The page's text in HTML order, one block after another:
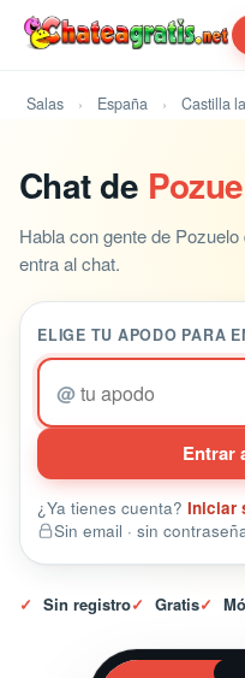
Salas España Castilla
Chat de
Habla con gente de
entra al chat.
ELIGE TU APODO PARA
@
Entrar
¿Ya tienes cuenta? Iniciar
Sin email · sin
✓ Sin registro✓ Gratis✓